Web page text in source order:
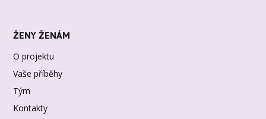
ŽENY ŽENÁM
O projektu
Vaše příběhy
Tým
Kontakty